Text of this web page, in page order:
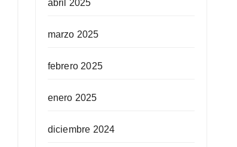
abril 2025
marzo 2025
febrero 2025
enero 2025
diciembre 2024